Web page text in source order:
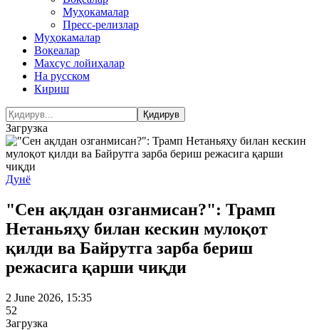
Муҳокамалар
Пресс-релизлар
Муҳокамалар
Воқеалар
Махсус лойиҳалар
На русском
Кириш
Загрузка
Дунё
"Сен ақлдан озганмисан?": Трамп
Нетаньяҳу билан кескин мулоқот
қилди ва Байрутга зарба бериш
режасига қарши чиқди
2 June 2026, 15:35
52
Загрузка